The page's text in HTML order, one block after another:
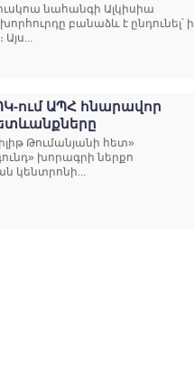
նահանգի Ալկիսիա
բանաձև է ընդունել՝ ի
ում ԱՊՀ հնարավոր
Թումանյանի հետ»
խորագրի ներքո
կենտրոնի...